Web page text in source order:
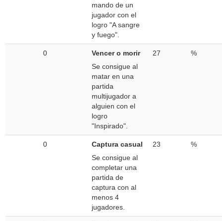
mando de un
jugador con el
logro "A sangre
y fuego".
0
Vencer o morir
Se consigue al
matar en una
partida
multijugador a
alguien con el
logro
"Inspirado".
27 %
0
Captura casual
Se consigue al
completar una
partida de
captura con al
menos 4
jugadores.
23 %